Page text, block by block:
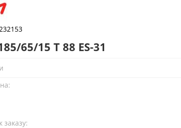
65/15 T 88 ES-31